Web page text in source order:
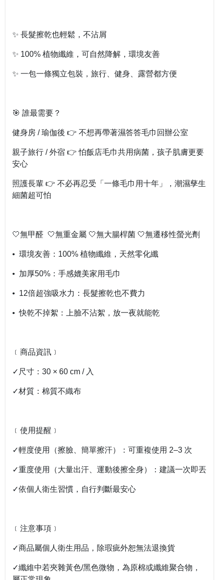
✨ 長髮擦乾也輕鬆，不沾屑
✨ 100% 植物纖維，可自然降解，環境友善
✨ 一包一條獨立包裝，旅行、健身、露營都方便
🎯 誰最需要？
健身房 / 瑜伽後 👉 不想再帶著濕答答毛巾回辦公室
親子旅行 / 外宿 👉 怕飯店毛巾共用病菌，孩子肌膚更要
安心
照護長輩 👉 不必再忍受「一條毛巾用十年」，潮濕孳生
細菌超可怕
🤍無甲醛 🤍無重金屬 🤍無大腸桿菌 🤍無遷移性螢光劑
• 環境友善：100% 植物纖維，天然零化纖
• 加厚50%：手感媲美家用毛巾
• 12倍超強吸水力：長髮擦乾也不費力
• 快乾不掉絮：上臉不沾絮，放一夜就能乾
﹝商品資訊﹞
✓尺寸：30 × 60 cm / 入
✓材質：棉質不織布
﹝使用提醒﹞
✓輕度使用（擦臉、簡單擦汗）：可重複使用 2–3 次
✓重度使用（大量出汗、運動後擦全身）：建議一次即丟
✓依個人衛生習慣，自行判斷最安心
﹝注意事項﹞
✓商品屬個人衛生用品，除瑕疵外恕無法退換貨
✓纖維中若夾雜黃色/黑色微物，為原棉或纖維聚合物，